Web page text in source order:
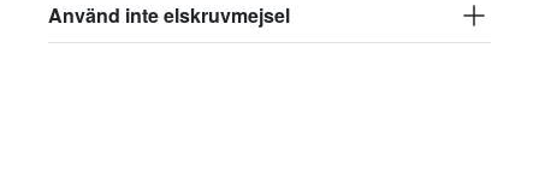
Använd inte elskruvmejsel